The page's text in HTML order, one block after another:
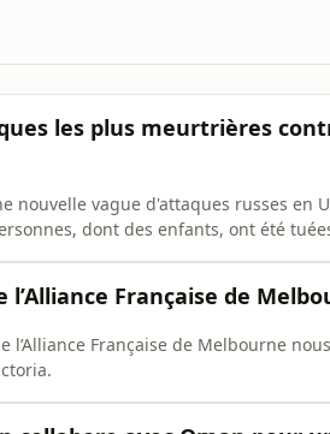
les plus meurtrières
nouvelle vague d'attaques russes en
dont des enfants, ont été
Française de
l’Alliance Française de Melbourne